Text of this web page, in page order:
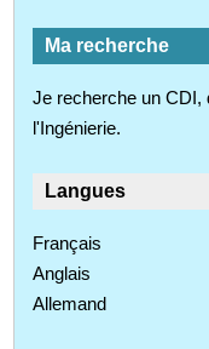
Ma recherche
Je recherche un CDI,
l'Ingénierie.
Langues
Français
Anglais
Allemand